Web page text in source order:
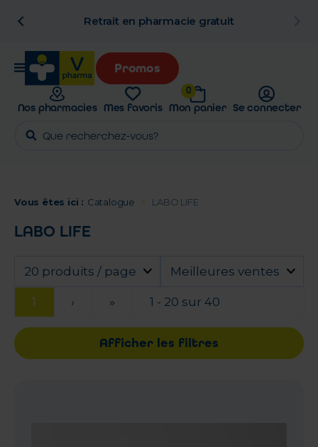
Retrait en pharmacie gratuit
Promos
Nos pharmacies Mes favoris
0
Mon panier Se connecter
Vous êtes ici : Catalogue LABO LIFE
LABO LIFE
20 produits / page Meilleures ventes
1 › » 1 - 20 sur 40
Afficher les filtres